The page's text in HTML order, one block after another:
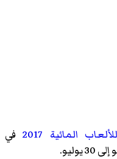
المائية 2017
في